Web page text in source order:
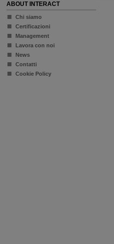
ABOUT INTERACT
Chi siamo
Certificazioni
Management
Lavora con noi
News
Contatti
Cookie Policy